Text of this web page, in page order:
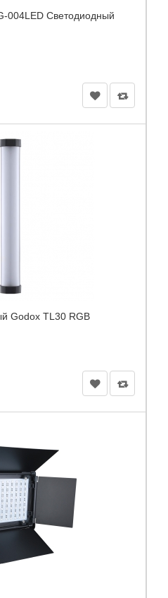
004LED Светодиодный
Godox TL30 RGB